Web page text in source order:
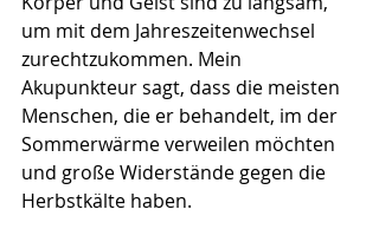
um mit dem Jahreszeitenwechsel
zurechtzukommen. Mein
Akupunkteur sagt, dass die meisten
Menschen, die er behandelt, im der
Sommerwärme verweilen möchten
und große Widerstände gegen die
Herbstkälte haben.